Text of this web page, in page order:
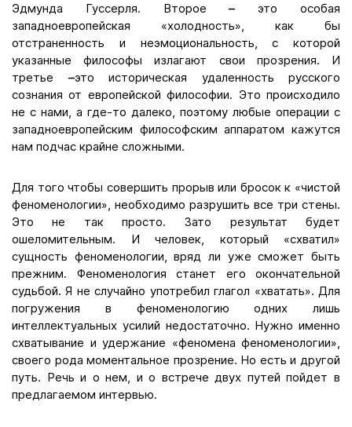
Эдмунда Гуссерля. Второе– это особая
западноевропейская «холодность», как бы
отстраненность и неэмоциональность, с которой
указанные философы излагают свои прозрения. И
третье –это историческая удаленность русского
сознания от европейской философии. Это происходило
не с нами, а где-то далеко, поэтому любые операции с
западноевропейским философским аппаратом кажутся
нам подчас крайне сложными.
Для того чтобы совершить прорыв или бросок к «чистой
феноменологии», необходимо разрушить все три стены.
Это не так просто. Зато результат будет
ошеломительным. И человек, который «схватил»
сущность феноменологии, вряд ли уже сможет быть
прежним. Феноменология станет его окончательной
судьбой. Я не случайно употребил глагол «хватать». Для
погружения в феноменологию одних лишь
интеллектуальных усилий недостаточно. Нужно именно
схватывание и удержание «феномена феноменологии»,
своего рода моментальное прозрение. Но есть и другой
путь. Речь и о нем, и о встрече двух путей пойдет в
предлагаемом интервью.